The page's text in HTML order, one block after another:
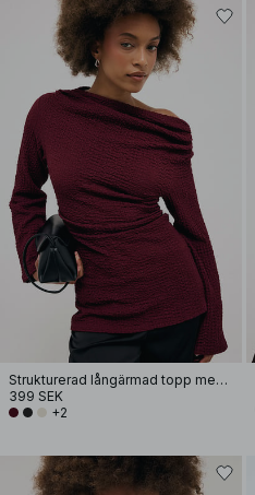
Strukturerad långärmad topp med drapering
399 SEK
+2